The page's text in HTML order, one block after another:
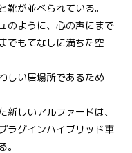
が並べられている。
のように、心の声にまで
でもてなしに満ちた空
しい居場所であるため
しいアルファードは、
ラグインハイブリッド車